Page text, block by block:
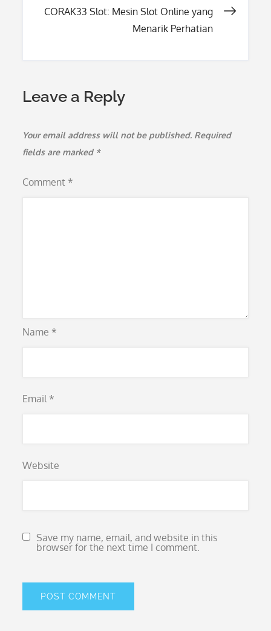
CORAK33 Slot: Mesin Slot Online yang
Menarik Perhatian
Leave a Reply
Your email address will not be published. Required
fields are marked *
Comment *
Name *
Email *
Website
Save my name, email, and website in this
browser for the next time I comment.